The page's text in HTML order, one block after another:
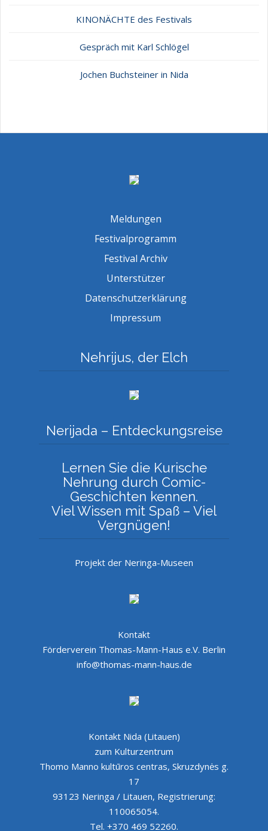
KINONÄCHTE des Festivals
Gespräch mit Karl Schlögel
Jochen Buchsteiner in Nida
Meldungen
Festivalprogramm
Festival Archiv
Unterstützer
Datenschutzerklärung
Impressum
Nehrijus, der Elch
Nerijada – Entdeckungsreise
Lernen Sie die Kurische
Nehrung durch Comic-
Geschichten kennen.
Viel Wissen mit Spaß – Viel
Vergnügen!
Projekt der Neringa-Museen
Kontakt
Förderverein Thomas-Mann-Haus e.V. Berlin
info@thomas-mann-haus.de
Kontakt Nida (Litauen)
zum Kulturzentrum
Thomo Manno kultūros centras, Skruzdynės g.
17
93123 Neringa / Litauen, Registrierung:
110065054.
Tel. +370 469 52260.